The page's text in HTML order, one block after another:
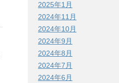
2025年1月
2024年11月
2024年10月
2024年9月
2024年8月
2024年7月
2024年6月